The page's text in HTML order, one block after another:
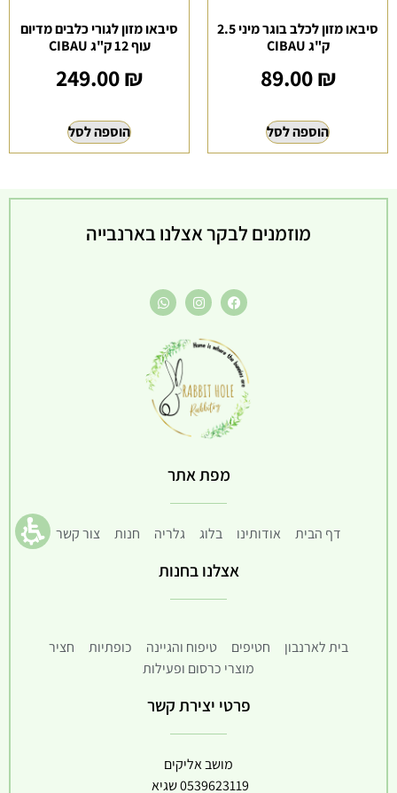
סיבאו מזון לכלב בוגר מיני 2.5
ק"ג CIBAU
89.00₪
הוספה לסל
סיבאו מזון לגורי כלבים מדיום
עוף 12 ק"ג CIBAU
249.00₪
הוספה לסל
מוזמנים לבקר אצלנו בארנבייה
מפת אתר
דף הבית אודותינו בלוג גלריה חנות צור קשר
אצלנו בחנות
בית לארנבון חטיפים טיפוח והגיינה כופתיות
חציר
מוצרי כרסום ופעילות
פרטי יצירת קשר
מושב אליקים
0539623119שגיא